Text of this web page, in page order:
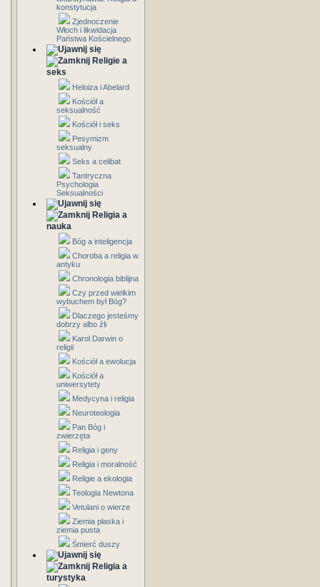
konstytucja
Zjednoczenie
Włoch i likwidacja
Państwa Kościelnego
Religie a
seks
Heloiza i Abelard
Kościół a
seksualność
Kościół i seks
Pesymizm
seksualny
Seks a celibat
Tantryczna
Psychologia
Seksualności
Religia a
nauka
Bóg a inteligencja
Choroba a religia w
antyku
Chronologia biblijna
Czy przed wielkim
wybuchem był Bóg?
Dlaczego jesteśmy
dobrzy albo źli
Karol Darwin o
religii
Kościół a ewolucja
Kościół a
uniwersytety
Medycyna i religia
Neuroteologia
Pan Bóg i
zwierzęta
Religia i geny
Religia i moralność
Religie a ekologia
Teologia Newtona
Vetulani o wierze
Ziemia płaska i
ziemia pusta
Śmierć duszy
Religia a
turystyka